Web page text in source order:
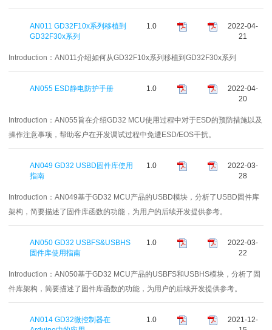
AN011 GD32F10x系列移植到
GD32F30x系列
1.0
2022-04-
21
Introduction： AN011介绍如何从GD32F10x系列移植到GD32F30x系列
AN055 ESD静电防护手册 1.0
2022-04-
20
Introduction： AN055旨在介绍GD32 MCU使用过程中对于ESD的预防措施以及
操作注意事项，帮助客户在开发调试过程中免遭ESD/EOS干扰。
AN049 GD32 USBD固件库使用
指南
1.0
2022-03-
28
Introduction： AN049基于GD32 MCU产品的USBD模块，分析了USBD固件库
架构，简要描述了固件库函数的功能，为用户的后续开发提供参考。
AN050 GD32 USBFS&USBHS
固件库使用指南
1.0
2022-03-
22
Introduction： AN050基于GD32 MCU产品的USBFS和USBHS模块，分析了固
件库架构，简要描述了固件库函数的功能，为用户的后续开发提供参考。
AN014 GD32微控制器在
1.0
2021-12-